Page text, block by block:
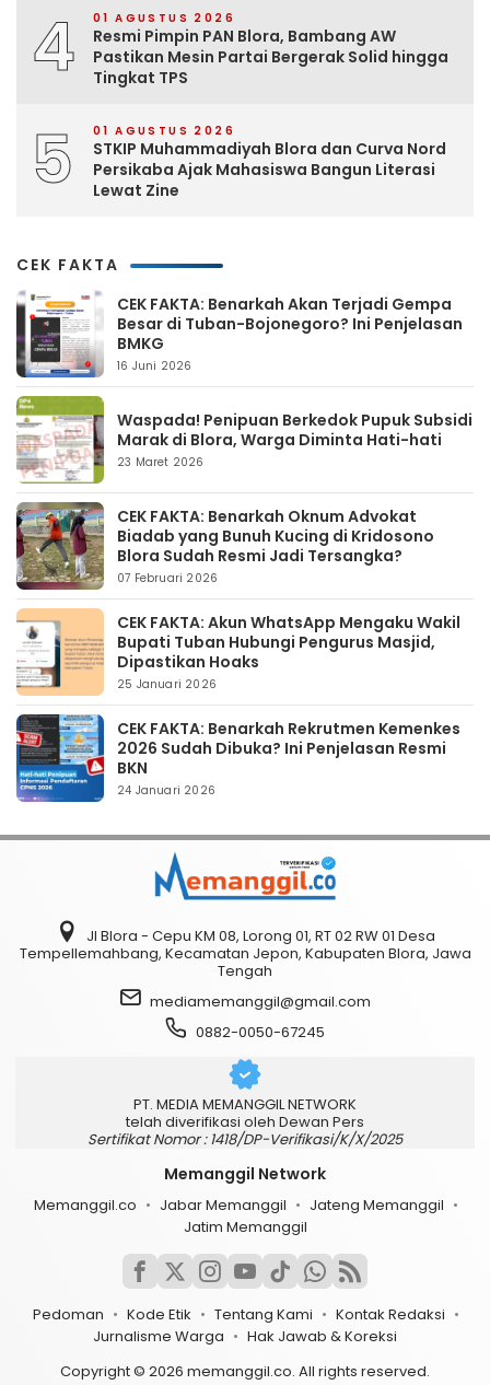
4 01 AGUSTUS 2026
Resmi Pimpin PAN Blora, Bambang AW
Pastikan Mesin Partai Bergerak Solid hingga
Tingkat TPS
5 01 AGUSTUS 2026
STKIP Muhammadiyah Blora dan Curva Nord
Persikaba Ajak Mahasiswa Bangun Literasi
Lewat Zine
CEK FAKTA
CEK FAKTA: Benarkah Akan Terjadi Gempa
Besar di Tuban-Bojonegoro? Ini Penjelasan
BMKG
16 Juni 2026
Waspada! Penipuan Berkedok Pupuk Subsidi
Marak di Blora, Warga Diminta Hati-hati
23 Maret 2026
CEK FAKTA: Benarkah Oknum Advokat
Biadab yang Bunuh Kucing di Kridosono
Blora Sudah Resmi Jadi Tersangka?
07 Februari 2026
CEK FAKTA: Akun WhatsApp Mengaku Wakil
Bupati Tuban Hubungi Pengurus Masjid,
Dipastikan Hoaks
25 Januari 2026
CEK FAKTA: Benarkah Rekrutmen Kemenkes
2026 Sudah Dibuka? Ini Penjelasan Resmi
BKN
24 Januari 2026
Jl Blora - Cepu KM 08, Lorong 01, RT 02 RW 01 Desa
Tempellemahbang, Kecamatan Jepon, Kabupaten Blora, Jawa
Tengah
mediamemanggil@gmail.com
0882-0050-67245
PT. MEDIA MEMANGGIL NETWORK
telah diverifikasi oleh Dewan Pers
Sertifikat Nomor : 1418/DP-Verifikasi/K/X/2025
Memanggil Network
Memanggil.co Jabar Memanggil
Jateng Memanggil
Jatim Memanggil
Pedoman Kode Etik Tentang Kami
Kontak Redaksi
Jurnalisme Warga
Hak Jawab & Koreksi
Copyright © 2026 memanggil.co. All rights reserved.